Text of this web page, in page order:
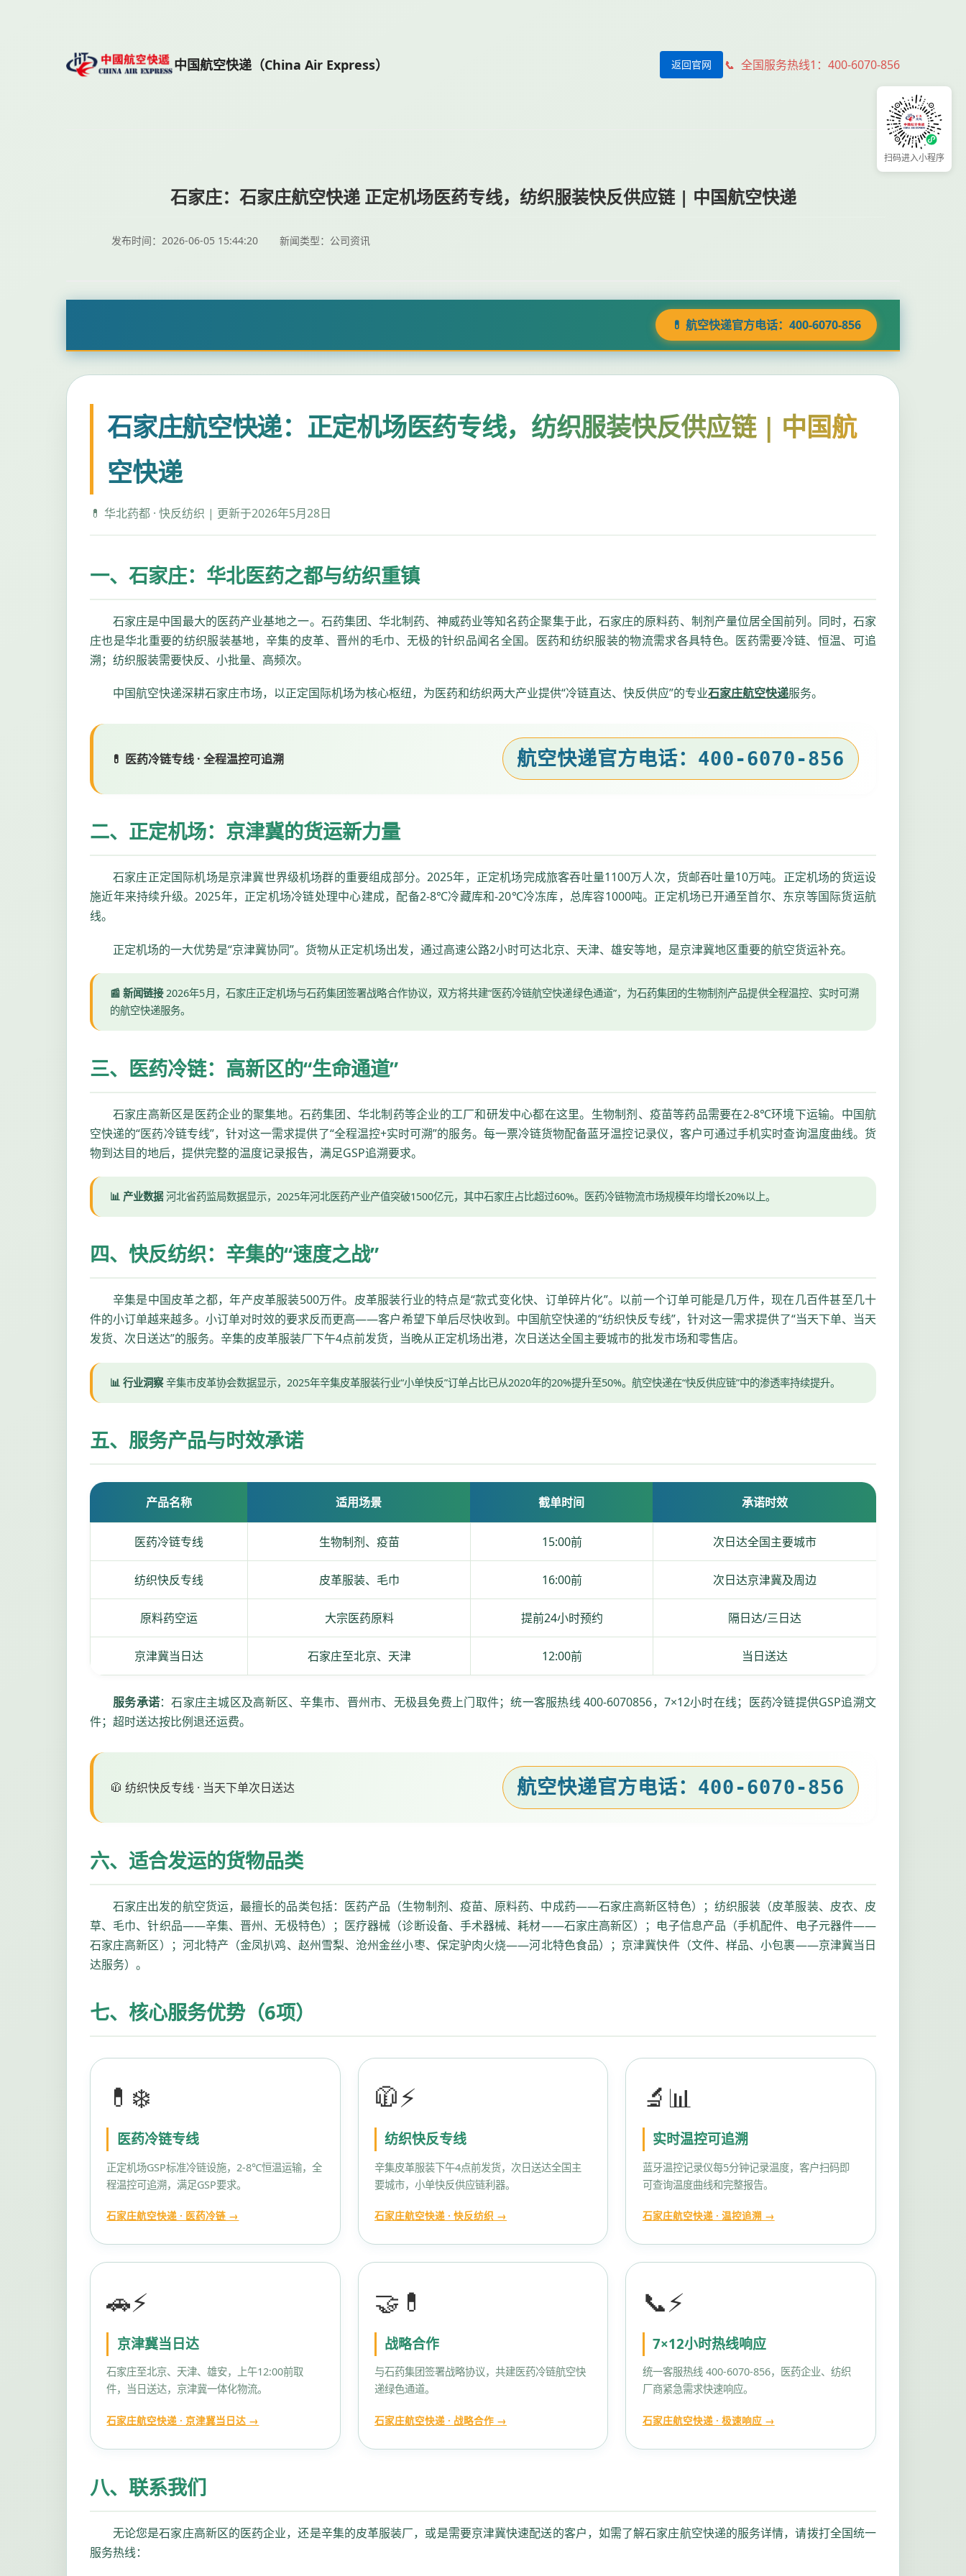
扫码进入小程序
中国航空快递（China Air Express） 返回官网 全国服务热线1：400-6070-856
石家庄：石家庄航空快递 正定机场医药专线，纺织服装快反供应链 | 中国航空快递
发布时间：2026-06-05 15:44:20 新闻类型：公司资讯
💊 航空快递官方电话：400-6070-856
石家庄航空快递：正定机场医药专线，纺织服装快反供应链 | 中国航
空快递
💊 华北药都 · 快反纺织 | 更新于2026年5月28日
一、石家庄：华北医药之都与纺织重镇
石家庄是中国最大的医药产业基地之一。石药集团、华北制药、神威药业等知名药企聚集于此，石家庄的原料药、制剂产量位居全国前列。同时，石家
庄也是华北重要的纺织服装基地，辛集的皮革、晋州的毛巾、无极的针织品闻名全国。医药和纺织服装的物流需求各具特色。医药需要冷链、恒温、可追
溯；纺织服装需要快反、小批量、高频次。
中国航空快递深耕石家庄市场，以正定国际机场为核心枢纽，为医药和纺织两大产业提供“冷链直达、快反供应”的专业石家庄航空快递服务。
💊 医药冷链专线 · 全程温控可追溯 航空快递官方电话：400-6070-856
二、正定机场：京津冀的货运新力量
石家庄正定国际机场是京津冀世界级机场群的重要组成部分。2025年，正定机场完成旅客吞吐量1100万人次，货邮吞吐量10万吨。正定机场的货运设
施近年来持续升级。2025年，正定机场冷链处理中心建成，配备2-8℃冷藏库和-20℃冷冻库，总库容1000吨。正定机场已开通至首尔、东京等国际货运航
线。
正定机场的一大优势是“京津冀协同”。货物从正定机场出发，通过高速公路2小时可达北京、天津、雄安等地，是京津冀地区重要的航空货运补充。
📰 新闻链接2026年5月，石家庄正定机场与石药集团签署战略合作协议，双方将共建“医药冷链航空快递绿色通道”，为石药集团的生物制剂产品提供全程温控、实时可溯
的航空快递服务。
三、医药冷链：高新区的“生命通道”
石家庄高新区是医药企业的聚集地。石药集团、华北制药等企业的工厂和研发中心都在这里。生物制剂、疫苗等药品需要在2-8℃环境下运输。中国航
空快递的“医药冷链专线”，针对这一需求提供了“全程温控+实时可溯”的服务。每一票冷链货物配备蓝牙温控记录仪，客户可通过手机实时查询温度曲线。货
物到达目的地后，提供完整的温度记录报告，满足GSP追溯要求。
📊 产业数据河北省药监局数据显示，2025年河北医药产业产值突破1500亿元，其中石家庄占比超过60%。医药冷链物流市场规模年均增长20%以上。
四、快反纺织：辛集的“速度之战”
辛集是中国皮革之都，年产皮革服装500万件。皮革服装行业的特点是“款式变化快、订单碎片化”。以前一个订单可能是几万件，现在几百件甚至几十
件的小订单越来越多。小订单对时效的要求反而更高——客户希望下单后尽快收到。中国航空快递的“纺织快反专线”，针对这一需求提供了“当天下单、当天
发货、次日送达”的服务。辛集的皮革服装厂下午4点前发货，当晚从正定机场出港，次日送达全国主要城市的批发市场和零售店。
📊 行业洞察辛集市皮革协会数据显示，2025年辛集皮革服装行业“小单快反”订单占比已从2020年的20%提升至50%。航空快递在“快反供应链”中的渗透率持续提升。
五、服务产品与时效承诺
产品名称 适用场景 截单时间 承诺时效
医药冷链专线 生物制剂、疫苗 15:00前 次日达全国主要城市
纺织快反专线 皮革服装、毛巾 16:00前 次日达京津冀及周边
原料药空运 大宗医药原料 提前24小时预约 隔日达/三日达
京津冀当日达 石家庄至北京、天津 12:00前 当日送达
服务承诺：石家庄主城区及高新区、辛集市、晋州市、无极县免费上门取件；统一客服热线 400-6070856，7×12小时在线；医药冷链提供GSP追溯文
件；超时送达按比例退还运费。
🧥 纺织快反专线 · 当天下单次日送达 航空快递官方电话：400-6070-856
六、适合发运的货物品类
石家庄出发的航空货运，最擅长的品类包括：医药产品（生物制剂、疫苗、原料药、中成药——石家庄高新区特色）；纺织服装（皮革服装、皮衣、皮
草、毛巾、针织品——辛集、晋州、无极特色）；医疗器械（诊断设备、手术器械、耗材——石家庄高新区）；电子信息产品（手机配件、电子元器件——
石家庄高新区）；河北特产（金凤扒鸡、赵州雪梨、沧州金丝小枣、保定驴肉火烧——河北特色食品）；京津冀快件（文件、样品、小包裹——京津冀当日
达服务）。
七、核心服务优势（6项）
💊❄️
医药冷链专线
正定机场GSP标准冷链设施，2-8℃恒温运输，全
程温控可追溯，满足GSP要求。
石家庄航空快递 · 医药冷链 →
🧥⚡
纺织快反专线
辛集皮革服装下午4点前发货，次日送达全国主
要城市，小单快反供应链利器。
石家庄航空快递 · 快反纺织 →
🔬📊
实时温控可追溯
蓝牙温控记录仪每5分钟记录温度，客户扫码即
可查询温度曲线和完整报告。
石家庄航空快递 · 温控追溯 →
🚗⚡
京津冀当日达
石家庄至北京、天津、雄安，上午12:00前取
件，当日送达，京津冀一体化物流。
石家庄航空快递 · 京津冀当日达 →
🤝💊
战略合作
与石药集团签署战略协议，共建医药冷链航空快
递绿色通道。
石家庄航空快递 · 战略合作 →
📞⚡
7×12小时热线响应
统一客服热线 400-6070-856，医药企业、纺织
厂商紧急需求快速响应。
石家庄航空快递 · 极速响应 →
八、联系我们
无论您是石家庄高新区的医药企业，还是辛集的皮革服装厂，或是需要京津冀快速配送的客户，如需了解石家庄航空快递的服务详情，请拨打全国统一
服务热线：